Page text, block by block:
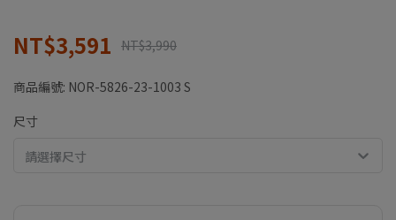
NT$3,591 NT$3,990
商品編號: NOR-5826-23-1003 S
尺寸
請選擇尺寸